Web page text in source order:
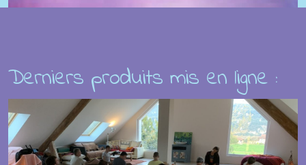
Derniers produits mis en ligne :